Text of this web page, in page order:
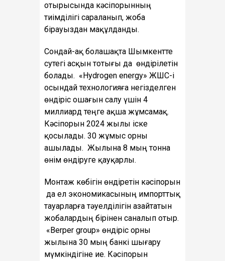
отырысында кәсіпорынның
тиімділігі сараланып, жоба
бірауыздан мақұлданды.
Сондай-ақ болашақта Шымкентте
сутегі асқын тотығы да өндірілетін
болады. «Нydrogen energy» ЖШС-і
осындай технологияға негізделген
өндіріс ошағын салу үшін 4
миллиард теңге ақша жұмсамақ.
Кәсіпорын 2024 жылы іске
қосылады. 30 жұмыс орны
ашылады. Жылына 8 мың тонна
өнім өндіруге қауқарлы.
Монтаж көбігін өндіретін кәсіпорын
да ел экономикасының импорттық
тауарларға тәуелділігін азайтатын
жобалардың бірінен саналып отыр.
«Вerper group» өндіріс орны
жылына 30 мың банкі шығару
мүмкіндігіне ие. Кәсіпорын